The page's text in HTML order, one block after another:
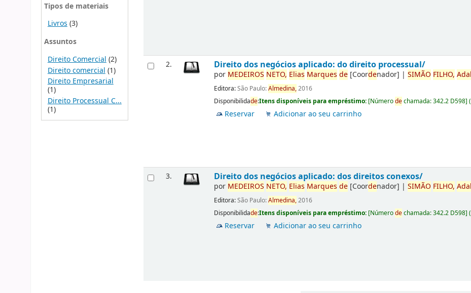
Tipos de materiais
Livros(3)
Assuntos
Direito Comercial (2)
Direito comercial (1)
Direito Empresarial
(1)
Direito Processual C...
(1)
2. Direito dos negócios aplicado: do direito processual/
por MEDEIROS NETO, Elias Marques de [Coordenador] |SIMÃO FILHO,
Editora:São Paulo:Almedina,2016
Disponibilidade:Itens disponíveis para empréstimo: [Númerodechamada:342.2 D598]
Reservar Adicionar ao seu carrinho
3. Direito dos negócios aplicado: dos direitos conexos/
por MEDEIROS NETO, Elias Marques de [Coordenador] |SIMÃO FILHO,
Editora:São Paulo:Almedina,2016
Disponibilidade:Itens disponíveis para empréstimo: [Númerodechamada:342.2 D598]
Reservar Adicionar ao seu carrinho